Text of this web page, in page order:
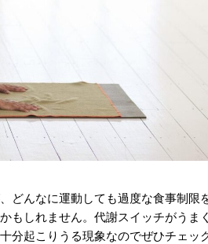
どんなに運動しても過度な食事制限
もしれません。代謝スイッチがうま
分起こりうる現象なのでぜひチェッ